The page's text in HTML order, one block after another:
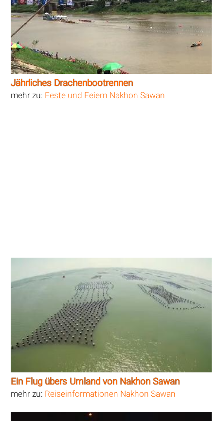
Jährliches Drachenbootrennen
mehr zu: Feste und Feiern Nakhon Sawan
Ein Flug übers Umland von Nakhon Sawan
mehr zu: Reiseinformationen Nakhon Sawan